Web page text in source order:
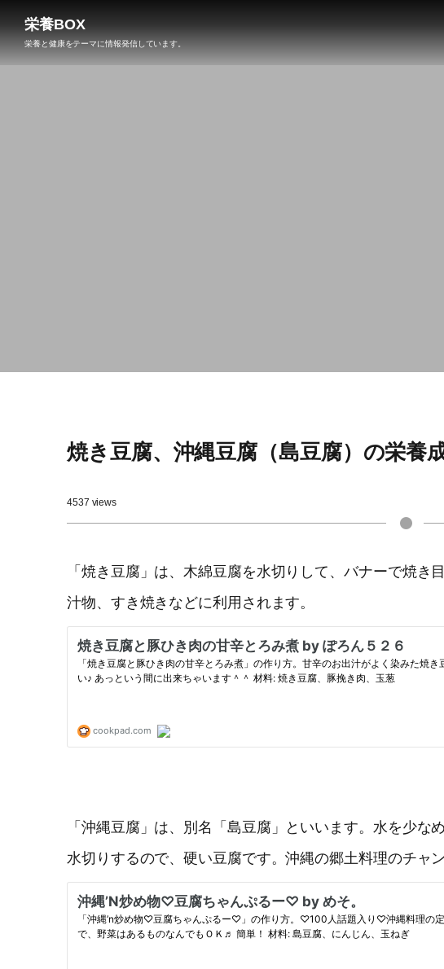
栄養BOX
栄養と健康をテーマに情報発信しています。
焼き豆腐、沖縄豆腐（島豆腐）の栄養
4537 views
「焼き豆腐」は、木綿豆腐を水切りして、バナーで焼き
汁物、すき焼きなどに利用されます。
「沖縄豆腐」は、別名「島豆腐」といいます。水を少な
水切りするので、硬い豆腐です。沖縄の郷土料理のチャ